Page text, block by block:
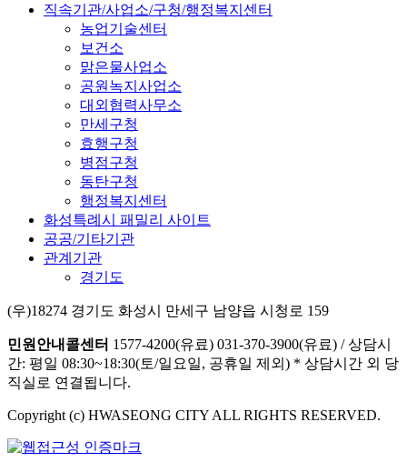
직속기관/사업소/구청/행정복지센터
농업기술센터
보건소
맑은물사업소
공원녹지사업소
대외협력사무소
만세구청
효행구청
병점구청
동탄구청
행정복지센터
화성특례시 패밀리 사이트
공공/기타기관
관계기관
경기도
(우)18274 경기도 화성시 만세구 남양읍 시청로 159
민원안내콜센터 1577-4200(유료) 031-370-3900(유료) /상담시
간: 평일 08:30~18:30(토/일요일, 공휴일 제외) * 상담시간 외 당
직실로 연결됩니다.
Copyright (c) HWASEONG CITY ALL RIGHTS RESERVED.